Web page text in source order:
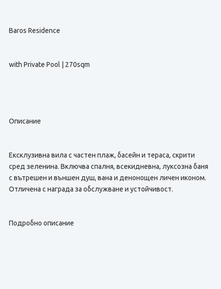
Baros Residence
with Private Pool | 270sqm
Описание
Ексклузивна вила с частен плаж, басейн и тераса, скрити
сред зеленина. Включва спалня, всекидневна, луксозна баня
с вътрешен и външен душ, вана и денонощен личен иконом.
Отличена с награда за обслужване и устойчивост.
Подробно описание